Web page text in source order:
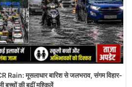
Rain: मूसलाधार बारिश से जलभराव, संगम विहार-
की बढ़ीं मुश्किलें